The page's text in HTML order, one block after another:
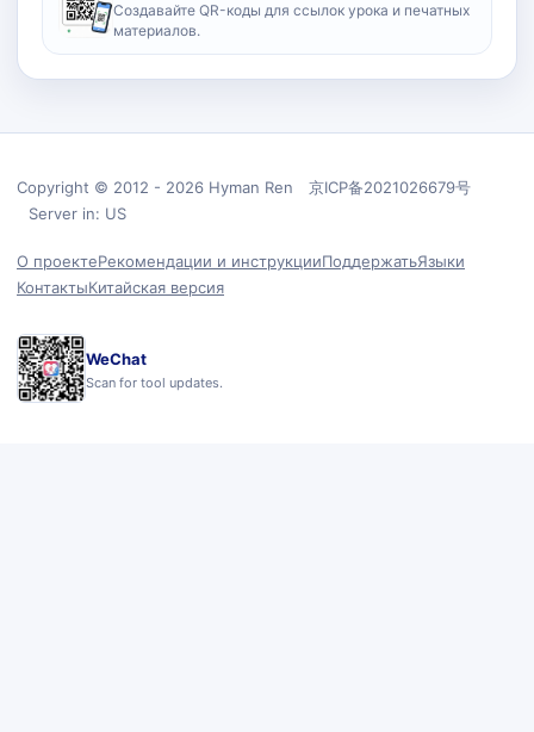
Создавайте QR-коды для ссылок урока и печатных
материалов.
Copyright © 2012 - 2026 Hyman Ren 京ICP备2021026679号
Server in: US
О проектеРекомендации и инструкцииПоддержатьЯзыки
КонтактыКитайская версия
WeChat
Scan for tool updates.